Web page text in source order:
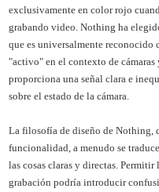
exclusivamente en color rojo
grabando video. Nothing ha
que es universalmente
"activo" en el contexto de
proporciona una señal clara e
sobre el estado de la cámara.
La filosofía de diseño de Nothing,
funcionalidad, a menudo se
las cosas claras y directas.
grabación podría introducir